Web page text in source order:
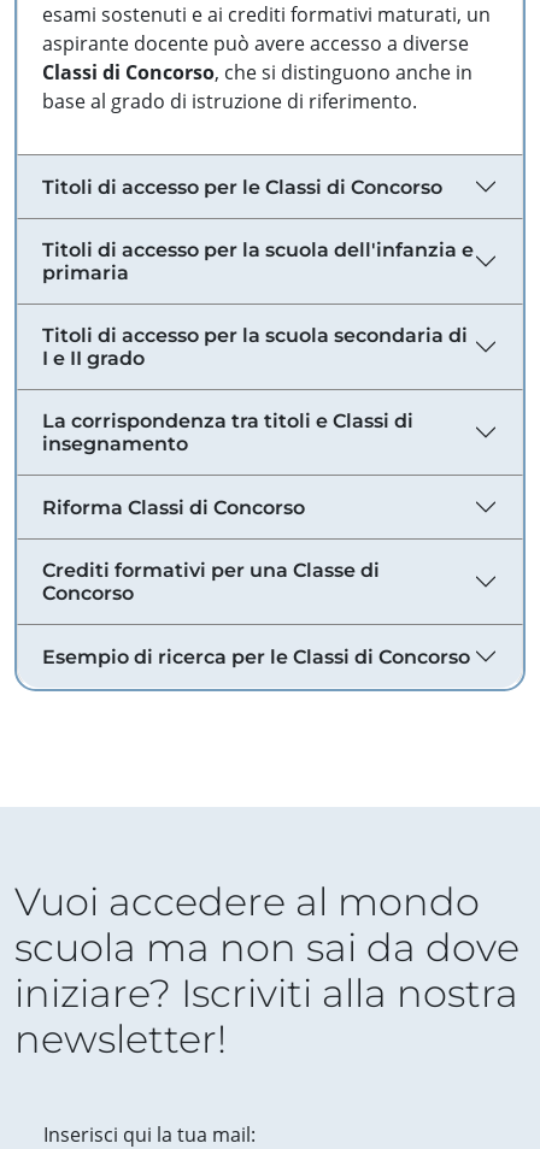
esami sostenuti e ai crediti formativi maturati, un
aspirante docente può avere accesso a diverse
Classi di Concorso, che si distinguono anche in
base al grado di istruzione di riferimento.
Titoli di accesso per le Classi di Concorso
Titoli di accesso per la scuola dell'infanzia e
primaria
Titoli di accesso per la scuola secondaria di
I e II grado
La corrispondenza tra titoli e Classi di
insegnamento
Riforma Classi di Concorso
Crediti formativi per una Classe di
Concorso
Esempio di ricerca per le Classi di Concorso
Vuoi accedere al mondo
scuola ma non sai da dove
iniziare? Iscriviti alla nostra
newsletter!
Inserisci qui la tua mail: